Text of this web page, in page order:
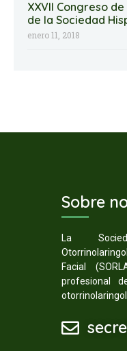
XXVII Congreso
de la Sociedad
enero 11, 2018
Sobre
La
Facial
profesional